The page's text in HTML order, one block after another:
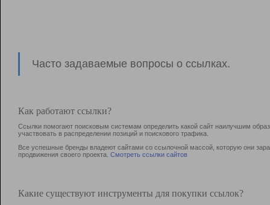
Часто задаваемые вопросы о ссылках.
Как работают ссылки?
Ссылки помогают поисковым системам определить какой сайт наилучшим
участвовать в раcпределении позиций и поискового трафика.
Все успешные бренды владеют сайтами со ссылочной массой, которую они
продвижения своего проекта. Смотреть ссылки сайтов
Какие существуют инструменты для покупки ссылок?